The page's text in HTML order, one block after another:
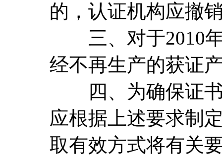
的，认证机构应撤
三、对于2010年
经不再生产的获证
四、为确保证书
应根据上述要求制
取有效方式将有关